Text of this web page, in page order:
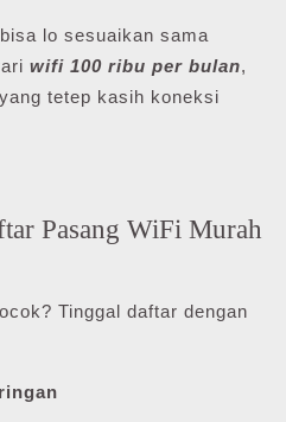
lo sesuaikan sama
wifi 100 ribu per bulan,
tetep kasih koneksi
Pasang WiFi Murah
Tinggal daftar dengan